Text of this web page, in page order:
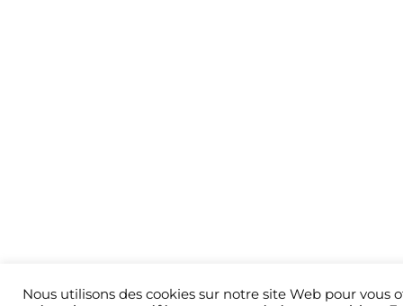
Nous utilisons des cookies sur notre site Web pour